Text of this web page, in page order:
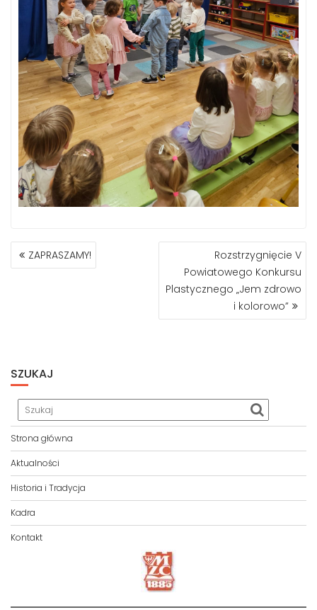
NAWIGACJA
WPISU
ZAPRASZAMY!
Rozstrzygnięcie V
Powiatowego Konkursu
Plastycznego „Jem zdrowo
i kolorowo”
SZUKAJ
Strona główna
Aktualności
Historia i Tradycja
Kadra
Kontakt